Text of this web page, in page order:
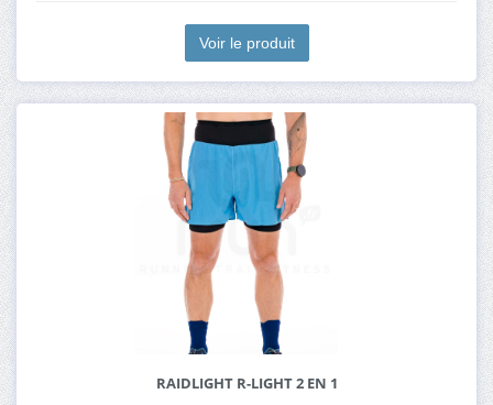
Voir le produit
RAIDLIGHT R-LIGHT 2 EN 1